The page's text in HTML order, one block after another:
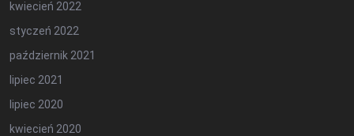
kwiecień 2022
styczeń 2022
październik 2021
lipiec 2021
lipiec 2020
kwiecień 2020